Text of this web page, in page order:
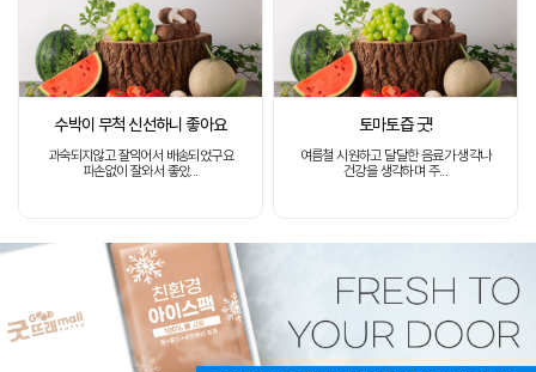
수박이 무척 신선하니 좋아요
과숙되지않고 잘익어서 배송되었구요
파손없이 잘와서 좋았...
토마토즙 굿!
여름철 시원하고 달달한 음료가 생각나
건강을 생각하며 주...